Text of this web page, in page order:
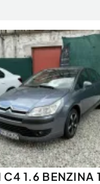
C4 1.6 BENZINA